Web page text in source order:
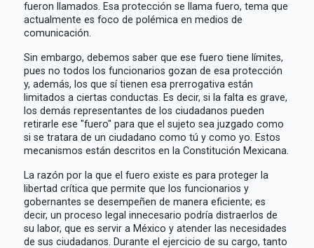
fueron llamados. Esa protección se llama fuero, tema que
actualmente es foco de polémica en medios de
comunicación.
Sin embargo, debemos saber que ese fuero tiene límites,
pues no todos los funcionarios gozan de esa protección
y, además, los que sí tienen esa prerrogativa están
limitados a ciertas conductas. Es decir, si la falta es grave,
los demás representantes de los ciudadanos pueden
retirarle ese "fuero" para que el sujeto sea juzgado como
si se tratara de un ciudadano como tú y como yo. Estos
mecanismos están descritos en la Constitución Mexicana.
La razón por la que el fuero existe es para proteger la
libertad crítica que permite que los funcionarios y
gobernantes se desempeñen de manera eficiente; es
decir, un proceso legal innecesario podría distraerlos de
su labor, que es servir a México y atender las necesidades
de sus ciudadanos. Durante el ejercicio de su cargo, tanto